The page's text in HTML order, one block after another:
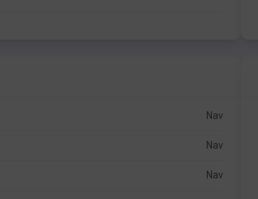
Nav
Nav
Nav